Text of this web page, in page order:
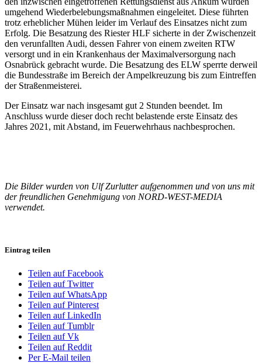
umgehend Wiederbelebungsmaßnahmen eingeleitet. Diese führten
trotz erheblicher Mühen leider im Verlauf des Einsatzes nicht zum
Erfolg. Die Besatzung des Riester HLF sicherte in der Zwischenzeit
den verunfallten Audi, dessen Fahrer von einem zweiten RTW
versorgt und in ein Krankenhaus der Maximalversorgung nach
Osnabrück gebracht wurde. Die Besatzung des ELW sperrte derweil
die Bundesstraße im Bereich der Ampelkreuzung bis zum Eintreffen
der Straßenmeisterei.
Der Einsatz war nach insgesamt gut 2 Stunden beendet. Im
Anschluss wurde dieser doch recht belastende erste Einsatz des
Jahres 2021, mit Abstand, im Feuerwehrhaus nachbesprochen.
Die Bilder wurden von Ulf Zurlutter aufgenommen und von uns mit
der freundlichen Genehmigung von NORD-WEST-MEDIA
verwendet.
Eintrag teilen
Teilen auf Facebook
Teilen auf Twitter
Teilen auf WhatsApp
Teilen auf Pinterest
Teilen auf LinkedIn
Teilen auf Tumblr
Teilen auf Vk
Teilen auf Reddit
Per E-Mail teilen